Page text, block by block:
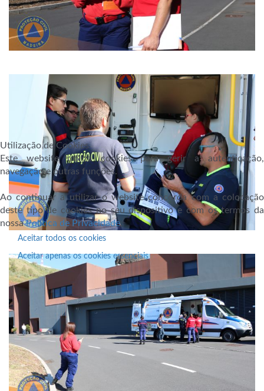
Utilização de Cookies
Este website utiliza cookies para gerir a autenticação,
navegação e outras funções.
Ao continuar a utilizar o website concorda com a colocação
deste tipo de cookies no seu dispositivo e com os termos da
nossaPolítica de Privacidade.
Aceitar todos os cookies
Aceitar apenas os cookies essenciais